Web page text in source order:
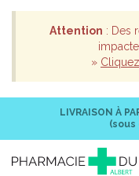
Attention : Des
»
LIVRAISON À